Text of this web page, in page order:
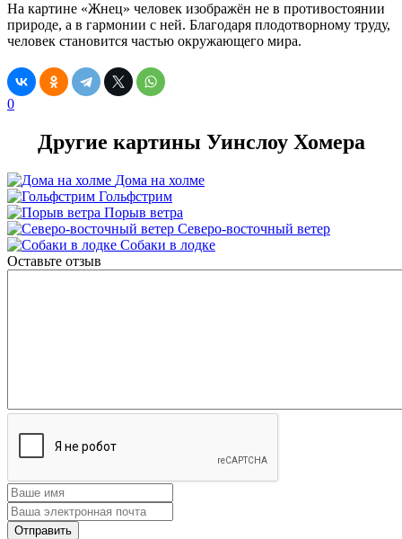
На картине «Жнец» человек изображён не в противостоянии
природе, а в гармонии с ней. Благодаря плодотворному труду,
человек становится частью окружающего мира.
0
Другие картины Уинслоу Хомера
Дома на холме
Гольфстрим
Порыв ветра
Северо-восточный ветер
Собаки в лодке
Оставьте отзыв